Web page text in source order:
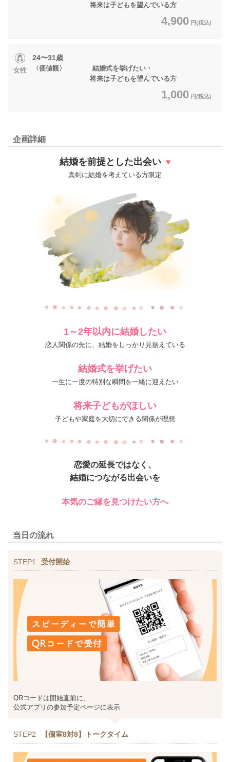
将来は子どもを望んでいる方
4,900 円(税込)
女性
24〜31歳
〈価値観〉 結婚式を挙げたい・
将来は子どもを望んでいる方
1,000 円(税込)
企画詳細
結婚を前提とした出会い ♥
真剣に結婚を考えている方限定
1～2年以内に結婚したい
恋人関係の先に、結婚をしっかり見据えている
結婚式を挙げたい
一生に一度の特別な瞬間を一緒に迎えたい
将来子どもがほしい
子どもや家庭を大切にできる関係が理想
恋愛の延長ではなく、
結婚につながる出会いを
本気のご縁を見つけたい方へ
当日の流れ
STEP1 受付開始
QRコードは開始直前に、
公式アプリの参加予定ページに表示
STEP2 【個室8対8】トークタイム